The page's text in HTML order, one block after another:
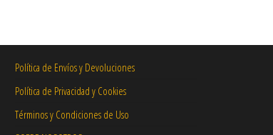
Política de Envíos y Devoluciones
Política de Privacidad y Cookies
Términos y Condiciones de Uso